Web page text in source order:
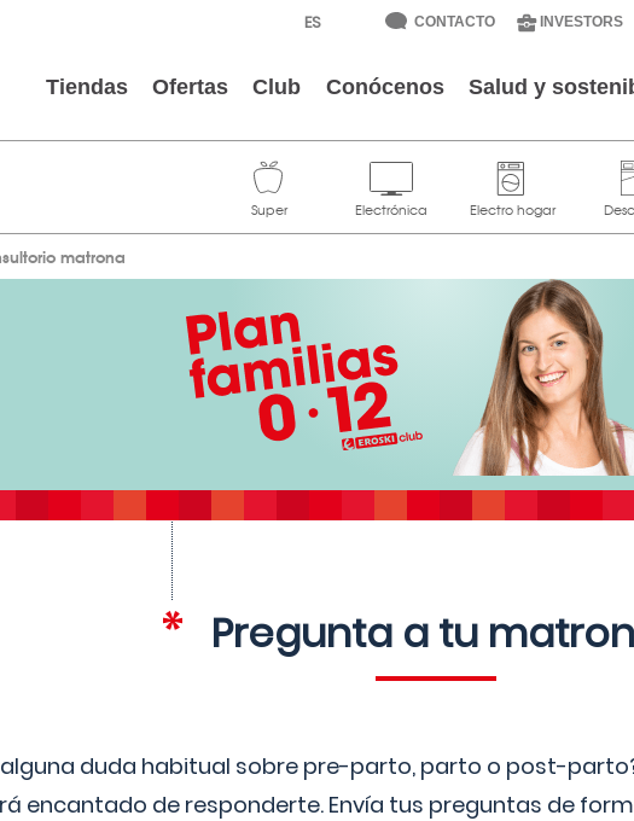
CONTACTO INVESTORS
Tiendas Ofertas Club Conócenos Salud y
matrona
Pregunta a tu
alguna duda habitual sobre pre-parto, parto o post-
encantado de responderte. Envía tus preguntas de